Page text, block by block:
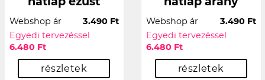
Webshop ár
3.490 Ft
Egyedi tervezéssel
6.480 Ft
részletek
Webshop ár
3.490 Ft
Egyedi tervezéssel
6.480 Ft
részletek